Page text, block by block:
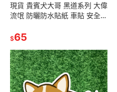
現貨 貴賓犬大哥 黑道系列 大偉
流氓 防曬防水貼紙 車貼 安全帽
$65